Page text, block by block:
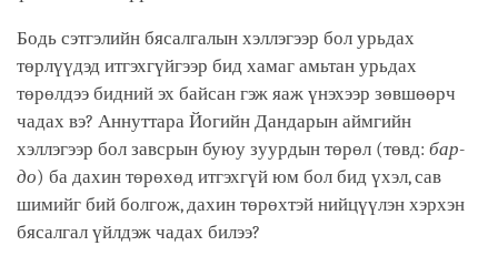
Бодь сэтгэлийн бясалгалын хэллэгээр бол урьдах
төрлүүдэд итгэхгүйгээр бид хамаг амьтан урьдах
төрөлдээ бидний эх байсан гэж яаж үнэхээр зөвшөөрч
чадах вэ? Аннуттара Йогийн Дандарын аймгийн
хэллэгээр бол завсрын буюу зуурдын төрөл (төвд: бар-
до) ба дахин төрөхөд итгэхгүй юм бол бид үхэл, сав
шимийг бий болгож, дахин төрөхтэй нийцүүлэн хэрхэн
бясалгал үйлдэж чадах билээ?